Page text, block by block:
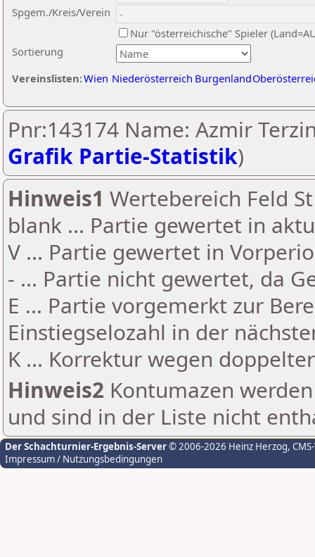
Sortierung
Spgem./Kreis/Verein
Nur "österreichische" Spieler
Vereinslisten:Wien Niederösterreich Burgenland
Pnr:143174 Name: Azmir
Grafik Partie-Statistik)
Hinweis1 Wertebereich Feld
blank ... Partie gewertet in
V ... Partie gewertet in
- ... Partie nicht gewertet, da
E ... Partie vorgemerkt zur
Einstiegselozahl in der
K ... Korrektur wegen
Hinweis2 Kontumazen
und sind in der Liste nicht
Der Schachturnier-Ergebnis-Server© 2006-2026 Heinz Herzog,
Impressum / Nutzungsbedingungen